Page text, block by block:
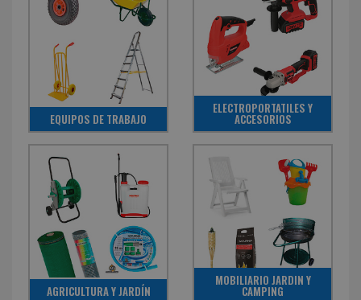
EQUIPOS DE TRABAJO
ELECTROPORTATILES Y
ACCESORIOS
AGRICULTURA Y JARDÍN
MOBILIARIO JARDIN Y
CAMPING